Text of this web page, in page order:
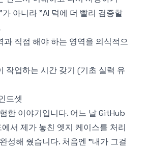
아니라 "AI 덕에 더 빨리 검증할
과 직접 해야 하는 영역을 의식적으
작업하는 시간 갖기 (기초 실력 유
드셋
한 이야기입니다. 어느 날 GitHub
서 제가 놓친 엣지 케이스를 처리
성해 줬습니다. 처음엔 "내가 그걸